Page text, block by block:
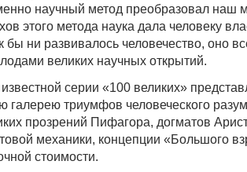
научный метод преобразовал наш
этого метода наука дала человеку
бы ни развивалось человечество, оно
великих научных открытий.
серии «100 великих»
триумфов человеческого
прозрений Пифагора, догматов
механики, концепции «Большого
стоимости.